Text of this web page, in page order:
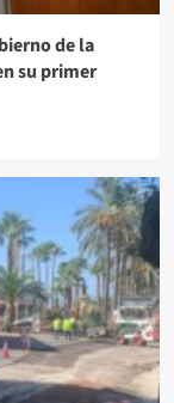
de la
su primer